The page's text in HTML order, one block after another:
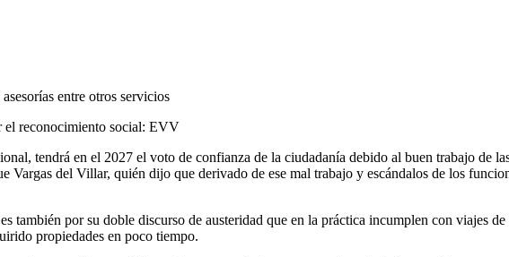
entre otros servicios
el reconocimiento social: EVV
tendrá en el 2027 el voto de confianza de la ciudadanía debido al buen trabajo de
Vargas del Villar, quién dijo que derivado de ese mal trabajo y escándalos de los
también por su doble discurso de austeridad que en la práctica incumplen con viajes
propiedades en poco tiempo.